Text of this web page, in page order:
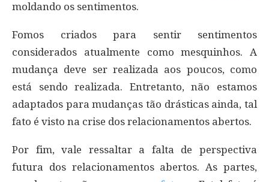
moldando os sentimentos.
Fomos criados para sentir sentimentos
considerados atualmente como mesquinhos. A
mudança deve ser realizada aos poucos, como
está sendo realizada. Entretanto, não estamos
adaptados para mudanças tão drásticas ainda, tal
fato é visto na crise dos relacionamentos abertos.
Por fim, vale ressaltar a falta de perspectiva
futura dos relacionamentos abertos. As partes,